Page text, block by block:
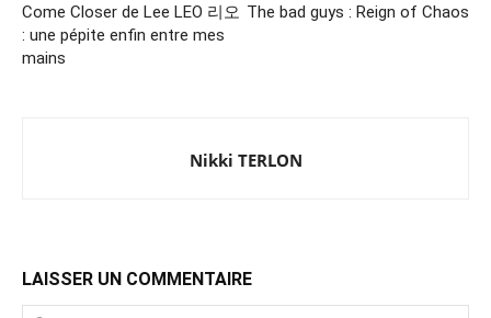
Come Closer de Lee LEO 리오
: une pépite enfin entre mes
mains
The bad guys : Reign of Chaos
Nikki TERLON
LAISSER UN COMMENTAIRE